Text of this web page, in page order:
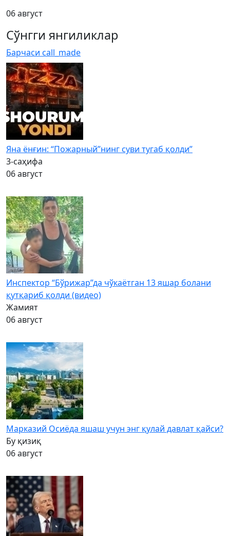
06 август
Сўнгги янгиликлар
Барчаси call_made
Яна ёнғин: “Пожарный”нинг суви тугаб қолди”
3-саҳифа
06 август
Инспектор “Бўрижар”да чўкаётган 13 яшар болани
қутқариб қолди (видео)
Жамият
06 август
Марказий Осиёда яшаш учун энг қулай давлат қайси?
Бу қизиқ
06 август